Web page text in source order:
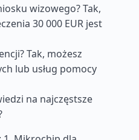
wizowego? Tak,
30 000 EUR jest
Tak, możesz
lub usług pomocy
na najczęstsze